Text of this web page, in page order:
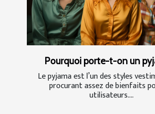
Pourquoi porte-t-on un
Le pyjama est l’un des styles
procurant assez de bienfaits
utilisateurs....